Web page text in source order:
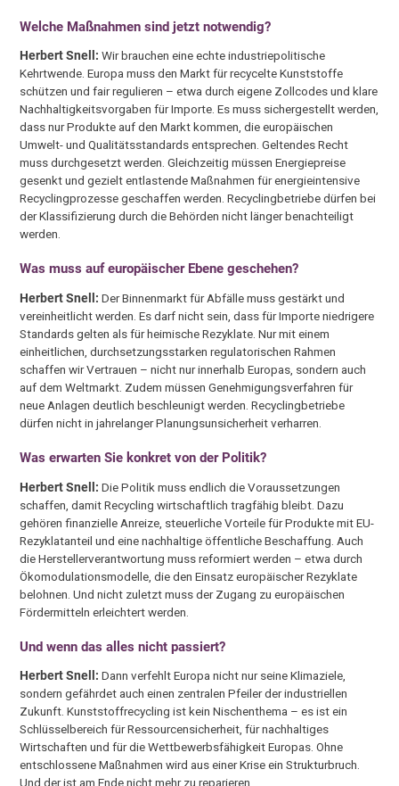
Welche Maßnahmen sind jetzt notwendig?
Herbert Snell: Wir brauchen eine echte industriepolitische
Kehrtwende. Europa muss den Markt für recycelte Kunststoffe
schützen und fair regulieren – etwa durch eigene Zollcodes und klare
Nachhaltigkeitsvorgaben für Importe. Es muss sichergestellt werden,
dass nur Produkte auf den Markt kommen, die europäischen
Umwelt- und Qualitätsstandards entsprechen. Geltendes Recht
muss durchgesetzt werden. Gleichzeitig müssen Energiepreise
gesenkt und gezielt entlastende Maßnahmen für energieintensive
Recyclingprozesse geschaffen werden. Recyclingbetriebe dürfen bei
der Klassifizierung durch die Behörden nicht länger benachteiligt
werden.
Was muss auf europäischer Ebene geschehen?
Herbert Snell: Der Binnenmarkt für Abfälle muss gestärkt und
vereinheitlicht werden. Es darf nicht sein, dass für Importe niedrigere
Standards gelten als für heimische Rezyklate. Nur mit einem
einheitlichen, durchsetzungsstarken regulatorischen Rahmen
schaffen wir Vertrauen – nicht nur innerhalb Europas, sondern auch
auf dem Weltmarkt. Zudem müssen Genehmigungsverfahren für
neue Anlagen deutlich beschleunigt werden. Recyclingbetriebe
dürfen nicht in jahrelanger Planungsunsicherheit verharren.
Was erwarten Sie konkret von der Politik?
Herbert Snell: Die Politik muss endlich die Voraussetzungen
schaffen, damit Recycling wirtschaftlich tragfähig bleibt. Dazu
gehören finanzielle Anreize, steuerliche Vorteile für Produkte mit EU-
Rezyklatanteil und eine nachhaltige öffentliche Beschaffung. Auch
die Herstellerverantwortung muss reformiert werden – etwa durch
Ökomodulationsmodelle, die den Einsatz europäischer Rezyklate
belohnen. Und nicht zuletzt muss der Zugang zu europäischen
Fördermitteln erleichtert werden.
Und wenn das alles nicht passiert?
Herbert Snell: Dann verfehlt Europa nicht nur seine Klimaziele,
sondern gefährdet auch einen zentralen Pfeiler der industriellen
Zukunft. Kunststoffrecycling ist kein Nischenthema – es ist ein
Schlüsselbereich für Ressourcensicherheit, für nachhaltiges
Wirtschaften und für die Wettbewerbsfähigkeit Europas. Ohne
entschlossene Maßnahmen wird aus einer Krise ein Strukturbruch.
Und der ist am Ende nicht mehr zu reparieren.